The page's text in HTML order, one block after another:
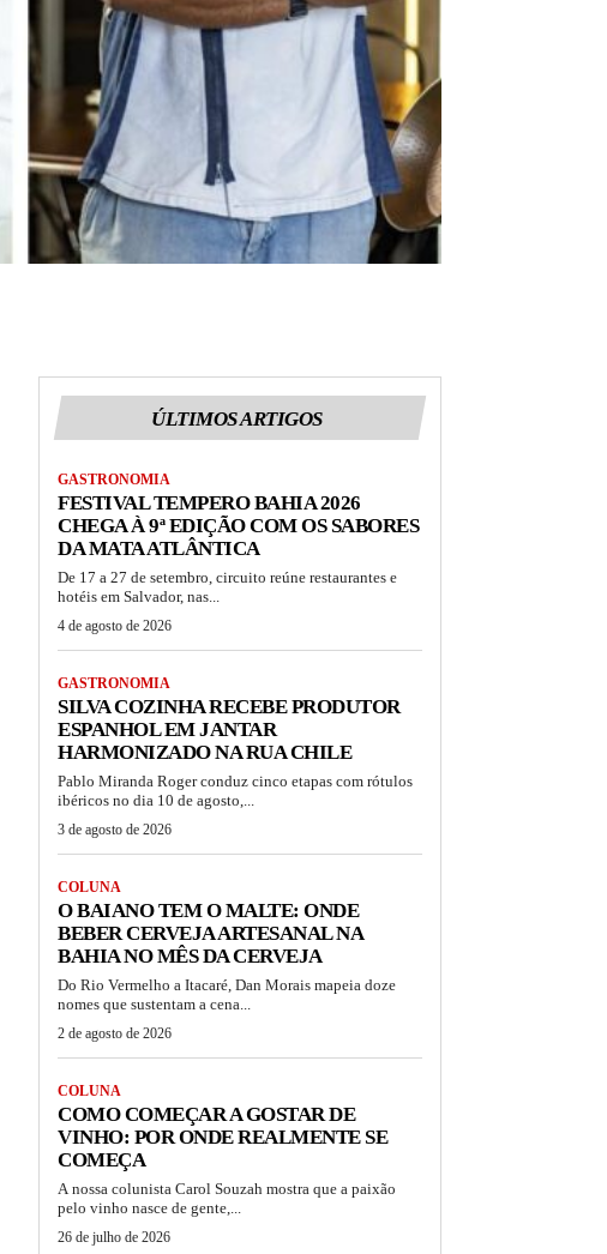
ÚLTIMOS ARTIGOS
GASTRONOMIA
FESTIVAL TEMPERO BAHIA 2026
CHEGA À 9ª EDIÇÃO COM OS SABORES
DA MATA ATLÂNTICA
De 17 a 27 de setembro, circuito reúne restaurantes e
hotéis em Salvador, nas...
4 de agosto de 2026
GASTRONOMIA
SILVA COZINHA RECEBE PRODUTOR
ESPANHOL EM JANTAR
HARMONIZADO NA RUA CHILE
Pablo Miranda Roger conduz cinco etapas com rótulos
ibéricos no dia 10 de agosto,...
3 de agosto de 2026
COLUNA
O BAIANO TEM O MALTE: ONDE
BEBER CERVEJA ARTESANAL NA
BAHIA NO MÊS DA CERVEJA
Do Rio Vermelho a Itacaré, Dan Morais mapeia doze
nomes que sustentam a cena...
2 de agosto de 2026
COLUNA
COMO COMEÇAR A GOSTAR DE
VINHO: POR ONDE REALMENTE SE
COMEÇA
A nossa colunista Carol Souzah mostra que a paixão
pelo vinho nasce de gente,...
26 de julho de 2026